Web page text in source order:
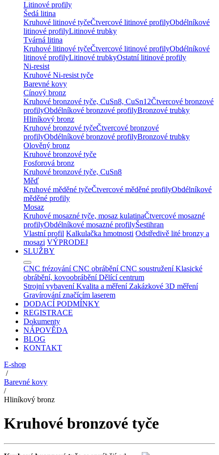
Litinové profily
Šedá litina
Kruhové litinové tyčeČtvercové litinové profilyObdélníkové
litinové profilyLitinové trubky
Tvárná litina
Kruhové litinové tyčeČtvercové litinové profilyObdélníkové
litinové profilyLitinové trubkyOstatní litinové profily
Ni-resist
Kruhové Ni-resist tyče
Barevné kovy
Cínový bronz
Kruhové bronzové tyče, CuSn8, CuSn12Čtvercové bronzové
profilyObdélníkové bronzové profilyBronzové trubky
Hliníkový bronz
Kruhové bronzové tyčeČtvercové bronzové
profilyObdélníkové bronzové profilyBronzové trubky
Olověný bronz
Kruhové bronzové tyče
Fosforová bronz
Kruhové bronzové tyče, CuSn8
Měď
Kruhové měděné tyčeČtvercové měděné profilyObdélníkové
měděné profily
Mosaz
Kruhové mosazné tyče, mosaz kulatinaČtvercové mosazné
profilyObdélníkové mosazné profilyŠestihran
Vlastní profil Kalkulačka hmotnosti Odstředivě lité bronzy a
mosazi VÝPRODEJ
SLUŽBY
CNC frézování CNC obrábění CNC soustružení Klasické
obrábění, kovoobrábění Dělící centrum
Strojní vybavení Kvalita a měření Zakázkové 3D měření
Gravírování značícím laserem
DODACÍ PODMÍNKY
REGISTRACE
Dokumenty
NÁPOVĚDA
BLOG
KONTAKT
E-shop
/
Barevné kovy
/
Hliníkový bronz
Kruhové bronzové tyče